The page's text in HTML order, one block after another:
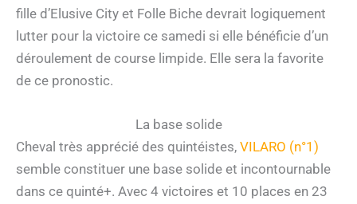
fille d’Elusive City et Folle Biche devrait logiquement
lutter pour la victoire ce samedi si elle bénéficie d’un
déroulement de course limpide. Elle sera la favorite
de ce pronostic.
La base solide
Cheval très apprécié des quintéistes, VILARO (n°1)
semble constituer une base solide et incontournable
dans ce quinté+. Avec 4 victoires et 10 places en 23